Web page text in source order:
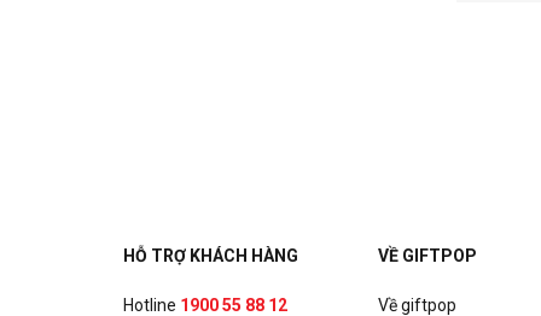
HỖ TRỢ KHÁCH HÀNG
Hotline 1900 55 88 12
VỀ GIFTPOP
Về giftpop